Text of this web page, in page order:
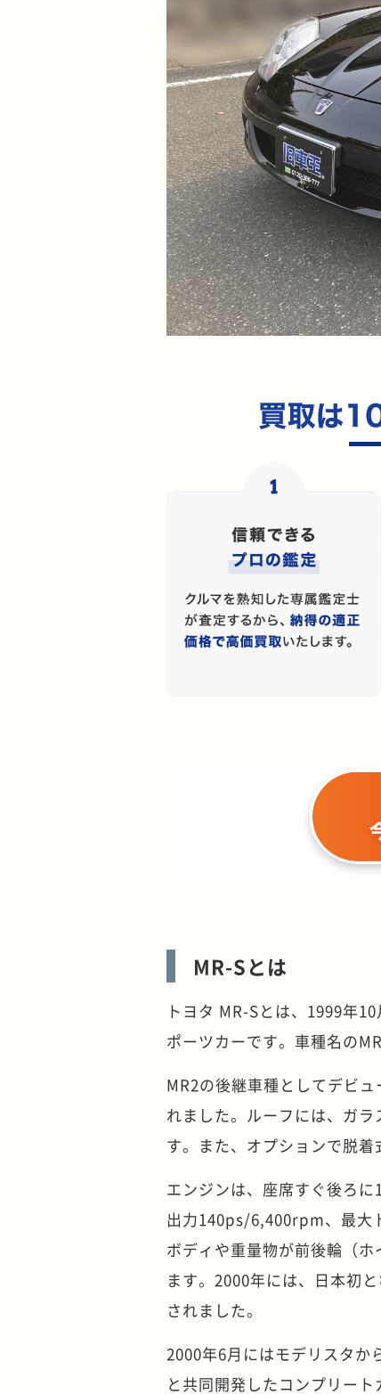
MR-Sとは
トヨタ MR-Sとは、1999年
ポーツカーです。車種名の
MR2の後継車種としてデビ
れました。ルーフには、ガ
す。また、オプションで脱着
エンジンは、座席すぐ後ろ
出力140ps/6,400rpm、最大
ボディや重量物が前後輪（
ます。2000年には、日本初
されました。
2000年6月にはモデリスタか
と共同開発したコンプリー